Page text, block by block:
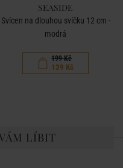
SEASIDE
Svícen na dlouhou svíčku 12 cm -
modrá
199 Kč
139 Kč
LÍBIT